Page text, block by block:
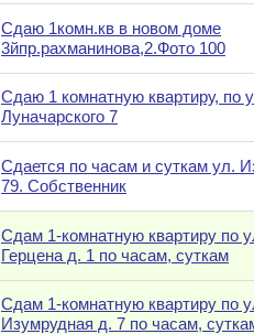
Сдаю 1комн.кв в новом доме
3йпр.рахманинова,2.Фото 100
Сдаю 1 комнатную квартиру, по
Луначарского 7
Сдается по часам и суткам ул.
79. Собственник
Сдам 1-комнатную квартиру по
Герцена д. 1 по часам, суткам
Сдам 1-комнатную квартиру по
Изумрудная д. 7 по часам,